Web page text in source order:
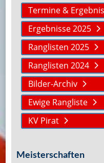
Termine &
Ergebnisse 2025
Ranglisten 2025
Ranglisten 2024
Bilder-Archiv
Ewige Rangliste
KV Pirat
Meisterschaften